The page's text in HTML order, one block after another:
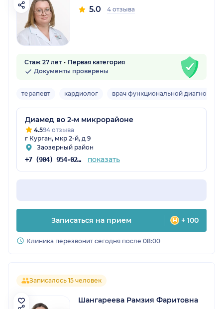
5.0 4 отзыва
Стаж 27 лет
Первая категория
Документы проверены
терапевт кардиолог врач функциональной
Диамед во 2-м микрорайоне
4.594 отзыва
г Курган, мкр 2-й, д 9
Заозерный район
+7 (904) 954-02-15 показать
Записаться на прием + 100
Клиника перезвонит сегодня после 08:00
Записалось 15 человек
Шангареева Рамзия Фаритовна